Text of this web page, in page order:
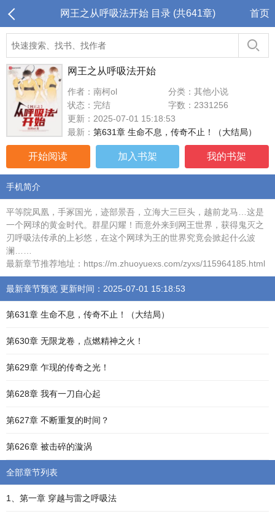
网王之从呼吸法开始 目录 (共641章) 首页
网王之从呼吸法开始
作者：南柯ol
分类：其他小说
状态：完结
字数：2331256
更新：2025-07-01 15:18:53
最新： 第631章 生命不息，传奇不止！（大结局）
开始阅读 加入书架 我的书架
手机简介
平等院凤凰，手冢国光，迹部景吾，立海大三巨头，越前龙马…这是
一个网球的黄金时代。群星闪耀！而意外来到网王世界，获得鬼灭之
刃呼吸法传承的上衫悠，在这个网球为王的世界究竟会掀起什么波
澜……
最新章节推荐地址：https://m.zhuoyuexs.com/zyxs/115964185.html
最新章节预览 更新时间：2025-07-01 15:18:53
第631章 生命不息，传奇不止！（大结局）
第630章 无限龙卷，点燃精神之火！
第629章 乍现的传奇之光！
第628章 我有一刀自心起
第627章 不断重复的时间？
第626章 被击碎的漩涡
全部章节列表
1、第一章 穿越与雷之呼吸法